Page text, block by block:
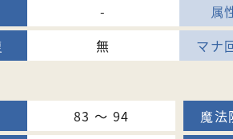
-
無
83 〜 94